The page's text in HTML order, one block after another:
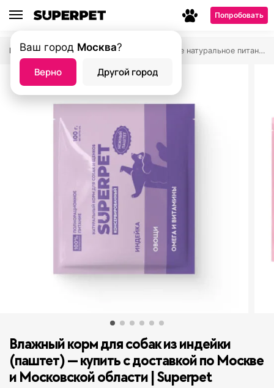
Попробовать
Главная страница — Магазин Влажное натуральное питание SUPERPET
Влажный корм для собак из индейки
(паштет) — купить с доставкой по Москве
и Московской области | Superpet
Ваш город Москва?
Верно Другой город